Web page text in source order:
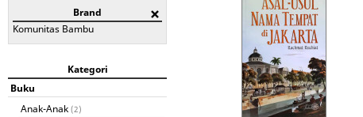
Brand
Komunitas Bambu
Kategori
Buku
Anak-Anak (2)